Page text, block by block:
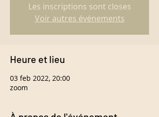
Les inscriptions sont closes
Voir autres événements
Heure et lieu
03 feb 2022, 20:00
zoom